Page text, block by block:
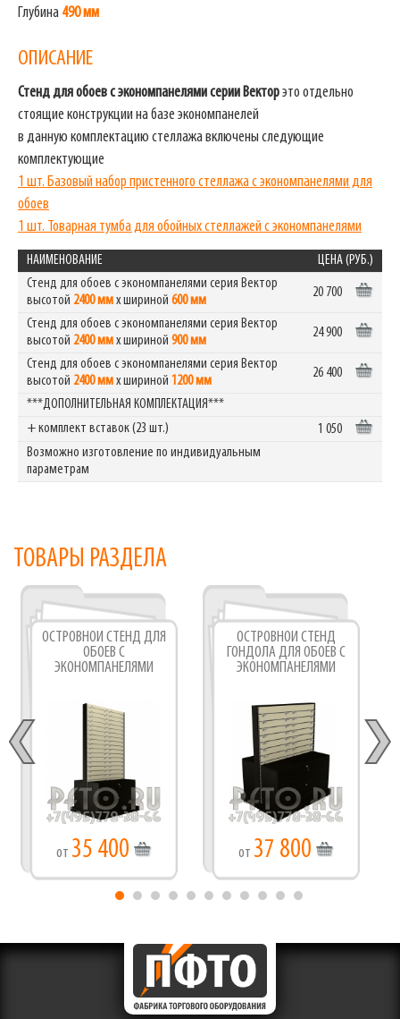
Глубина 490 мм
ОПИСАНИЕ
Стенд для обоев с экономпанелями серии Векторэто отдельно
стоящие конструкции на базе экономпанелей
в данную комплектацию стеллажа включены следующие
комплектующие
1 шт. Базовый набор пристенного стеллажа с экономпанелями для
обоев
1 шт. Товарная тумба для обойных стеллажей с экономпанелями
НАИМЕНОВАНИЕ
ЦЕНА (РУБ.)
Стенд для обоев с экономпанелями серия Вектор
высотой 2400 ммх шириной 600 мм
20 700
Стенд для обоев с экономпанелями серия Вектор
высотой 2400 ммх шириной 900 мм
24 900
Стенд для обоев с экономпанелями серия Вектор
высотой 2400 ммх шириной 1200 мм
26 400
***ДОПОЛНИТЕЛЬНАЯ КОМПЛЕКТАЦИЯ***
+ комплект вставок (23 шт.)
1 050
Возможно изготовление по индивидуальным
параметрам
ТОВАРЫ РАЗДЕЛА
ОСТРОВНОЙ СТЕНД ДЛЯ
ОБОЕВ С
ЭКОНОМПАНЕЛЯМИ
от 35 400
ОСТРОВНОЙ СТЕНД
ГОНДОЛА ДЛЯ ОБОЕВ С
ЭКОНОМПАНЕЛЯМИ
от 37 800